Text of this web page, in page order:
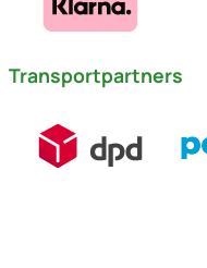
Transportpartners